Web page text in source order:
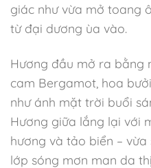
giác như vừa mở toang
từ đại dương ùa vào.
Hương đầu mở ra bằng
cam Bergamot, hoa
như ánh mặt trời buổi
Hương giữa lắng lại với
hương và tảo biển – vừa
lớp sóng mơn man da